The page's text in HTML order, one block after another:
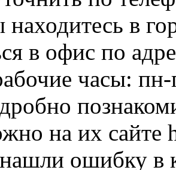
находитесь в
в офис по
часы:
на их сайте
ошибку в